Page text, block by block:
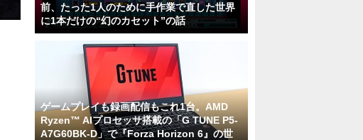
前、たった1人のために手作業で直した世界
に1本だけの“幻のカセット”の話
ゲームプレイも録画配信もこれ1台。AMD
Ryzen™ AIプロセッサ搭載の「G TUNE P5-
A7G60BK-D」で『Forza Horizon 6』の世